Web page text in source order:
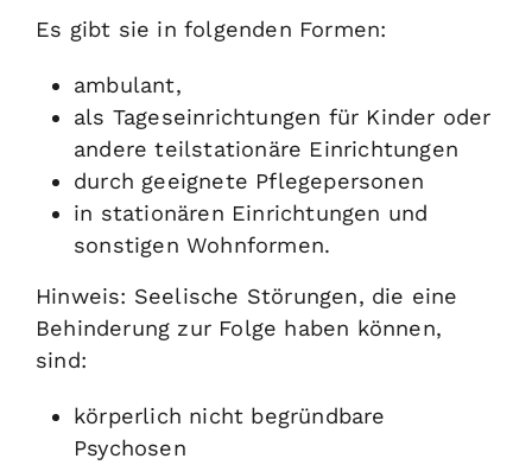
Es gibt sie in folgenden Formen:
ambulant,
als Tageseinrichtungen für Kinder oder
andere teilstationäre Einrichtungen
durch geeignete Pflegepersonen
in stationären Einrichtungen und
sonstigen Wohnformen.
Hinweis: Seelische Störungen, die eine
Behinderung zur Folge haben können,
sind:
körperlich nicht begründbare
Psychosen